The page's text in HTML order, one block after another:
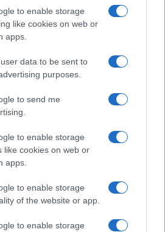
to enable storage
like cookies on web or
apps.
data to be sent to
purposes.
to send me
to enable storage
like cookies on web or
apps.
to enable storage
of the website or app.
to enable storage
istinu